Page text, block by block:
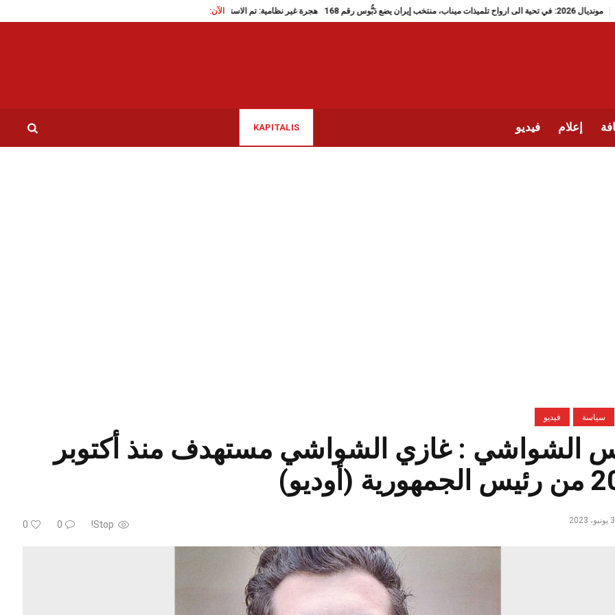
الآن: مونديال 2026: في تحية الى ارواح تلميذات ميناب، منتخب إيران يضع دَبُّوس رقم 168 هجرة غير نظامية: تم الاستنجاد به وديا لتأمين الترجمة، الأستاذ العريبي يروي…
إعلام فيديو KAPITALIS
سياسة فيديو
الشواشي : غازي الشواشي مستهدف منذ أكتوبر
(أوديو)
Stop!
0
0